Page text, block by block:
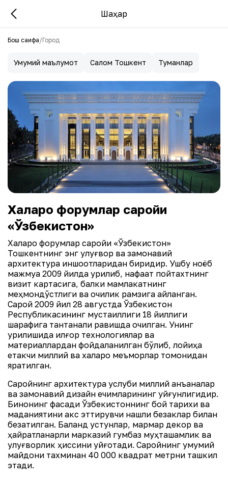
Шаҳар
Бош саҳифа/Город
Умумий маълумот Салом Тошкент Туманлар
Халқаро форумлар саройи
«Ўзбекистон»
Халқаро форумлар саройи «Ўзбекистон»
Тошкентнинг энг улуғвор ва замонавий
архитектура иншоотларидан биридир. Ушбу ноёб
мажмуа 2009 йилда қурилиб, нафақат пойтахтнинг
визит картасига, балки мамлакатнинг
меҳмондўстлиги ва очиқлик рамзига айланган.
Сарой 2009 йил 28 августда Ўзбекистон
Республикасининг мустақиллиги 18 йиллиги
шарафига тантанали равишда очилган. Унинг
қурилишида илғор технологиялар ва
материаллардан фойдаланилган бўлиб, лойиҳа
етакчи миллий ва халқаро меъморлар томонидан
яратилган.
Саройнинг архитектура услуби миллий анъаналар
ва замонавий дизайн ечимларининг уйғунлигидир.
Бинонинг фасади Ўзбекистоннинг бой тарихи ва
маданиятини акс эттирувчи нақшли безаклар билан
безатилган. Баланд устунлар, мармар декор ва
ҳайратланарли марказий гумбаз муҳташамлик ва
улуғворлик ҳиссини уйғотади. Саройнинг умумий
майдони тахминан 40 000 квадрат метрни ташкил
этади.